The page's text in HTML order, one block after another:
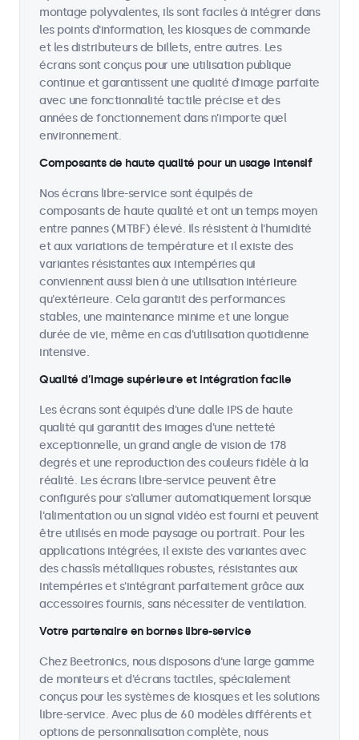
montage polyvalentes, ils sont faciles à intégrer dans
les points d'information, les kiosques de commande
et les distributeurs de billets, entre autres. Les
écrans sont conçus pour une utilisation publique
continue et garantissent une qualité d’image parfaite
avec une fonctionnalité tactile précise et des
années de fonctionnement dans n’importe quel
environnement.
Composants de haute qualité pour un usage intensif
Nos écrans libre-service sont équipés de
composants de haute qualité et ont un temps moyen
entre pannes (MTBF) élevé. Ils résistent à l'humidité
et aux variations de température et il existe des
variantes résistantes aux intempéries qui
conviennent aussi bien à une utilisation intérieure
qu'extérieure. Cela garantit des performances
stables, une maintenance minime et une longue
durée de vie, même en cas d'utilisation quotidienne
intensive.
Qualité d’image supérieure et intégration facile
Les écrans sont équipés d'une dalle IPS de haute
qualité qui garantit des images d'une netteté
exceptionnelle, un grand angle de vision de 178
degrés et une reproduction des couleurs fidèle à la
réalité. Les écrans libre-service peuvent être
configurés pour s'allumer automatiquement lorsque
l'alimentation ou un signal vidéo est fourni et peuvent
être utilisés en mode paysage ou portrait. Pour les
applications intégrées, il existe des variantes avec
des chassîs métalliques robustes, résistantes aux
intempéries et s'intégrant parfaitement grâce aux
accessoires fournis, sans nécessiter de ventilation.
Votre partenaire en bornes libre-service
Chez Beetronics, nous disposons d'une large gamme
de moniteurs et d'écrans tactiles, spécialement
conçus pour les systèmes de kiosques et les solutions
libre-service. Avec plus de 60 modèles différents et
options de personnalisation complète, nous